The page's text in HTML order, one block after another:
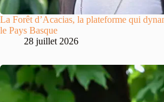
La Forêt d’Acacias, la plateforme qui
le Pays Basque
28 juillet 2026